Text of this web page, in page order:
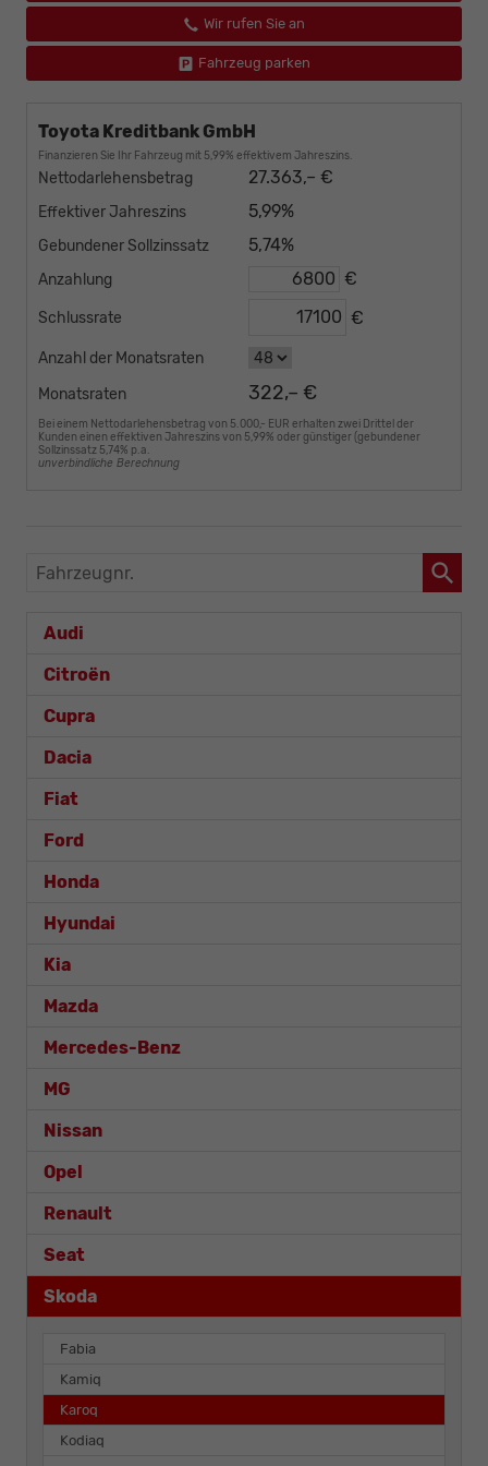
Wir rufen Sie an
Fahrzeug parken
Toyota Kreditbank GmbH
Finanzieren Sie Ihr Fahrzeug mit 5,99% effektivem Jahreszins.
Nettodarlehensbetrag 27.363,– €
Effektiver Jahreszins 5,99%
Gebundener Sollzinssatz 5,74%
Anzahlung €
Schlussrate €
Anzahl der Monatsraten
Monatsraten
322,– €
Bei einem Nettodarlehensbetrag von 5.000,- EUR erhalten zwei Drittel der
Kunden einen effektiven Jahreszins von 5,99% oder günstiger (gebundener
Sollzinssatz 5,74% p.a.
unverbindliche Berechnung
Fahrzeugnr.
Audi
Citroën
Cupra
Dacia
Fiat
Ford
Honda
Hyundai
Kia
Mazda
Mercedes-Benz
MG
Nissan
Opel
Renault
Seat
Skoda
Fabia
Kamiq
Karoq
Kodiaq